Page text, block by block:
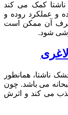
کمک می کند
و عملکرد روده و
مصرف آن ممکن است
شود.
ناشتا، همانطور
می باشد. چون
جذب می کند و اثرش